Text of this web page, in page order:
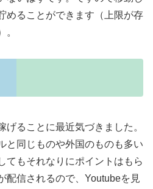
めることができます（上限が存
。
げることに最近気づきました。
と同じものや外国のものも多い
てもそれなりにポイントはもら
配信されるので、Youtubeを見